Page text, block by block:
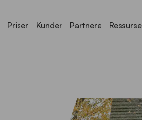
Priser Kunder Partnere